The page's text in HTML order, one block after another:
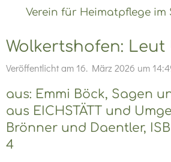
springen
Verein für Heimatpflege im
Wolkertshofen: Leut
Veröffentlicht am 16. März 2026 um
aus: Emmi Böck, Sagen
aus EICHSTÄTT und
Brönner und Daentler,
4